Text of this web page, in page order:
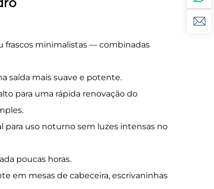
frascos minimalistas — combinadas
saída mais suave e potente.
para uma rápida renovação do
para uso noturno sem luzes intensas no
poucas horas.
em mesas de cabeceira, escrivaninhas